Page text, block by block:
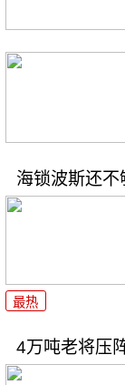
海锁波斯还
最热
4万吨老将压